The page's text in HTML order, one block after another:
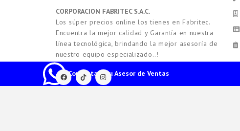
Contacta a tu Asesor de Ventas
CORPORACION FABRITEC S.A.C.
Los súper precios online los tienes en Fabritec.
Encuentra la mejor calidad y Garantía en nuestra
línea tecnológica, brindando la mejor asesoría de
nuestro equipo especializado..!